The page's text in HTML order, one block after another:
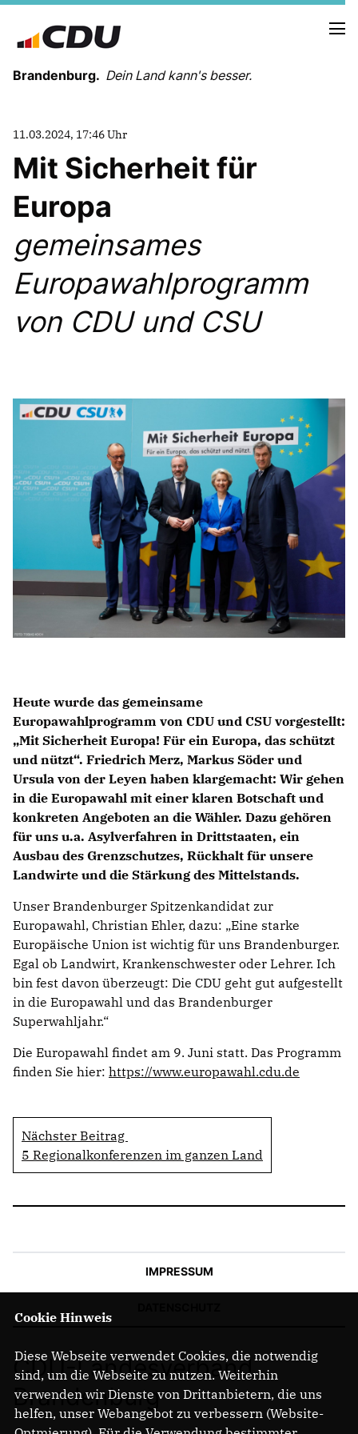
Brandenburg. Dein Land kann's besser.
LANDESGESCHÄFTSSTELLE
ORGANISATION
KREISVERBÄNDE
VEREINIGUNGEN UND SONDERORGANISATIONEN
LANDESFACHAUSSCHÜSSE
SATZUNG
PARTEIGESCHICHTE
IN DER LANDESREGIERUNG
IM BUNDESTAG
IM EUROPÄISCHEN PARLAMENT
NEWSLETTER ABONNIEREN
BILDER
PROGRAMME
WICHTIGE BESCHLÜSSE DER CDU BRANDENBURG
75 JAHRE CDU BRANDENBURG
PRESSE
11.03.2024, 17:46 Uhr
Mit Sicherheit für
Europa
gemeinsames
Europawahlprogramm
von CDU und CSU
Heute wurde das gemeinsame
Europawahlprogramm von CDU und CSU vorgestellt:
Mit Sicherheit Europa! Für ein Europa, das schützt
und nützt“. Friedrich Merz, Markus Söder und
Ursula von der Leyen haben klargemacht: Wir gehen
in die Europawahl mit einer klaren Botschaft und
konkreten Angeboten an die Wähler. Dazu gehören
für uns u.a. Asylverfahren in Drittstaaten, ein
Ausbau des Grenzschutzes, Rückhalt für unsere
Landwirte und die Stärkung des Mittelstands.
Unser Brandenburger Spitzenkandidat zur
Europawahl, Christian Ehler, dazu: „Eine starke
Europäische Union ist wichtig für uns Brandenburger.
Egal ob Landwirt, Krankenschwester oder Lehrer. Ich
bin fest davon überzeugt: Die CDU geht gut aufgestellt
in die Europawahl und das Brandenburger
Superwahljahr.“
Die Europawahl findet am 9. Juni statt. Das Programm
finden Sie hier: https://www.europawahl.cdu.de
Nächster Beitrag
5 Regionalkonferenzen im ganzen Land
IMPRESSUM
CDU-Landesverband
Brandenburg
Cookie Hinweis
Diese Webseite verwendet Cookies, die notwendig
sind, um die Webseite zu nutzen. Weiterhin
verwenden wir Dienste von Drittanbietern, die uns
helfen, unser Webangebot zu verbessern (Website-